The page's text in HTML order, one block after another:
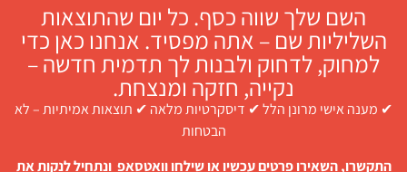
השם שלך שווה כסף. כל יום שהתוצאות
השליליות שם – אתה מפסיד. אנחנו כאן כדי
למחוק, לדחוק ולבנות לך תדמית חדשה –
נקייה, חזקה ומנצחת.
✔ מענה אישי מרונן הלל ✔ דיסקרטיות מלאה ✔ תוצאות אמיתיות – לא
הבטחות
התקשרו, השאירו פרטים עכשיו או שילחו וואטסאפ ונתחיל לנקות את